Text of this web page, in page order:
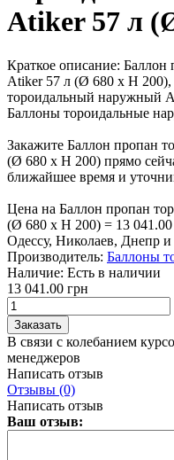
Atiker 57 л
Краткое описание: Баллон
Atiker 57 л (Ø 680 х H
тороидальный наружный
Баллоны тороидальные
Закажите Баллон пропан
(Ø 680 х H 200) прямо
ближайшее время и
Цена на Баллон пропан
(Ø 680 х H 200) = 13 041.00
Одессу, Николаев, Днепр
Производитель: Баллоны
Наличие: Есть в наличии
13 041.00 грн
В связи с колебанием
менеджеров
Написать отзыв
Отзывы (0)
Написать отзыв
Ваш отзыв: